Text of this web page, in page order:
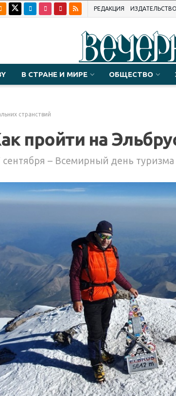
РЕДАКЦИЯ ИЗДАТЕЛЬСТВО
В СТРАНЕ И МИРЕ ОБЩЕСТВО
странствий
пройти на
сентября – Всемирный день туризма